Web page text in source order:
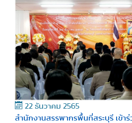
22 ธันวาคม 2565
สำนักงานสรรพากรพื้นที่สระบุรี เข้า